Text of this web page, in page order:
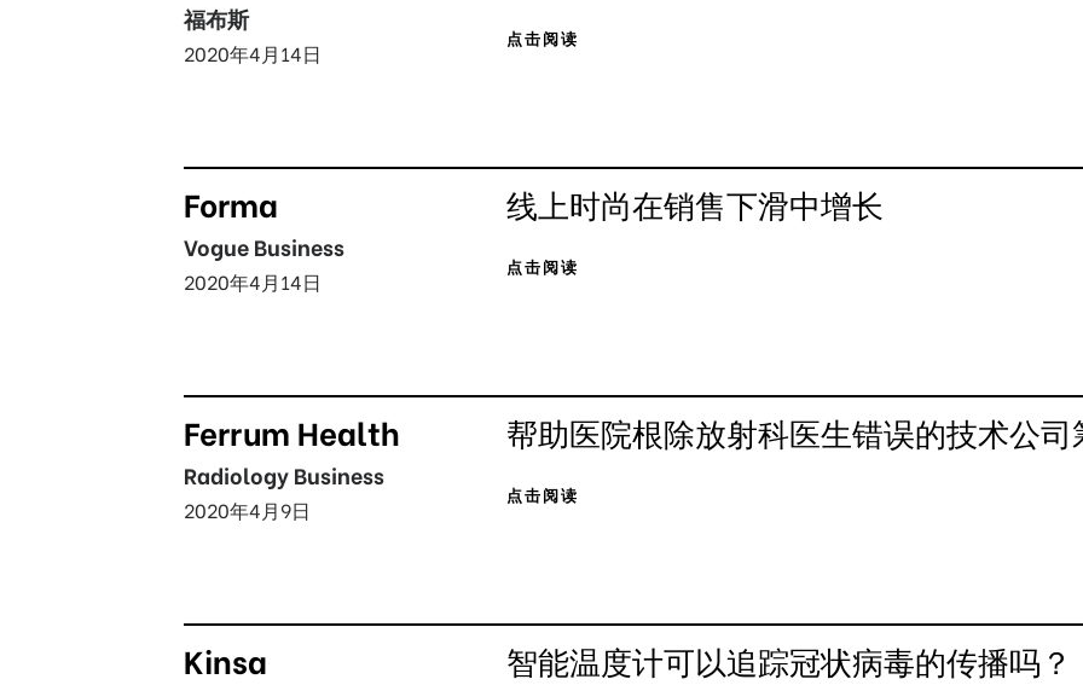
福布斯
2020年4月14日
点击阅读
Forma
Vogue Business
2020年4月14日
线上时尚在销售下滑中增长
点击阅读
Ferrum Health
Radiology Business
2020年4月9日
帮助医院根除放射科医生错误的技术公
点击阅读
Kinsa 智能温度计可以追踪冠状病毒的传播吗？